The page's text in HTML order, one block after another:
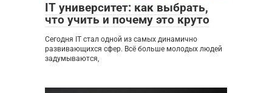
IT университет: как выбрать,
что учить и почему это круто
Сегодня IT стал одной из самых динамично
развивающихся сфер. Всё больше молодых людей
задумываются,